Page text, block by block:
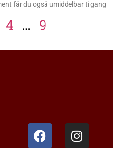
får du også umiddelbar tilgang
4 … 9